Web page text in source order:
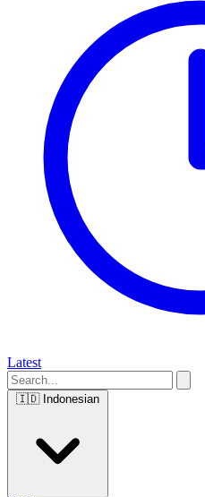
Latest
🇮🇩 Indonesian